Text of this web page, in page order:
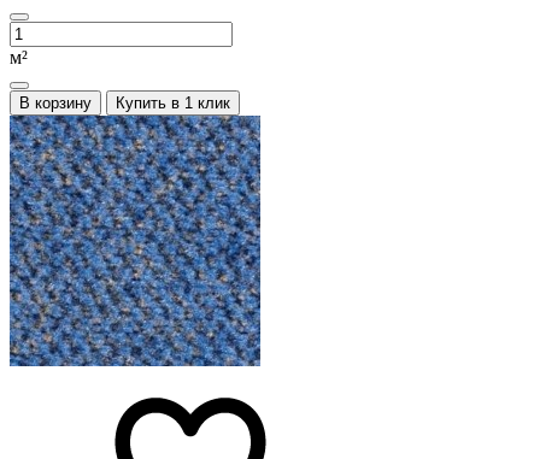
м²
В корзину Купить в 1 клик